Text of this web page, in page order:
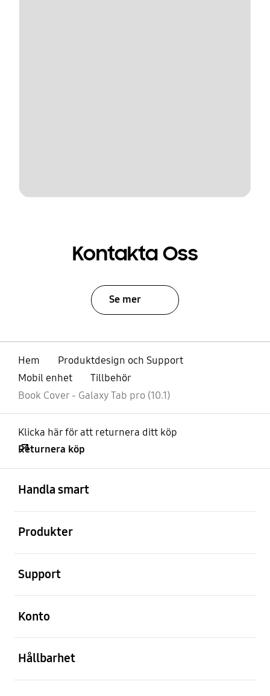
Kontakta Oss
Se mer
Hem
Produktdesign och Support
Mobil enhet
Tillbehör
Book Cover - Galaxy Tab pro (10.1)
Klicka här för att returnera ditt köp
Returnera köp
Handla smart
Produkter
Support
Konto
Hållbarhet